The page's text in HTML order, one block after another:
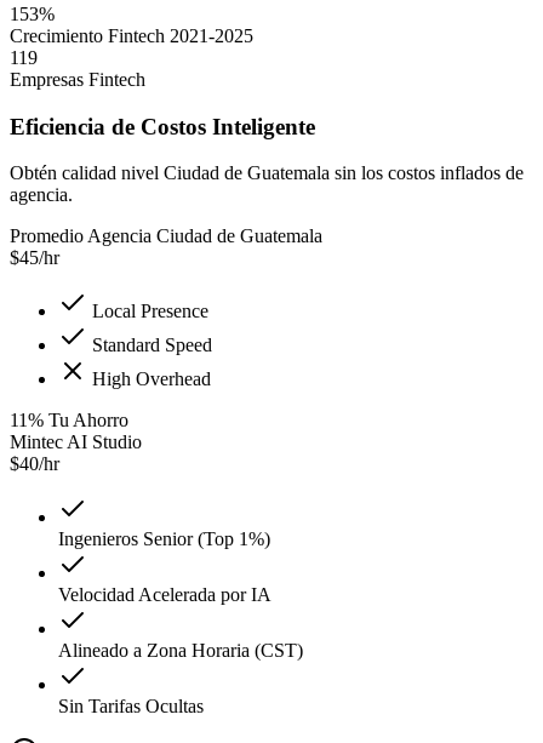
153%
Crecimiento Fintech 2021-2025
119
Empresas Fintech
Eficiencia de Costos Inteligente
Obtén calidad nivel Ciudad de Guatemala sin los costos inflados de
agencia.
Promedio Agencia Ciudad de Guatemala
$45/hr
Local Presence
Standard Speed
High Overhead
11% Tu Ahorro
Mintec AI Studio
$40/hr
Ingenieros Senior (Top 1%)
Velocidad Acelerada por IA
Alineado a Zona Horaria (CST)
Sin Tarifas Ocultas